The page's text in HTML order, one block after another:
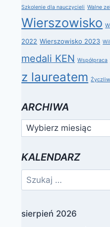
Szkolenie dla nauczycieli Walne
Wierszowisko
2022 Wierszowisko 2023
medali KEN Współpraca
z laureatem
ARCHIWA
Archiwa
KALENDARZ
Szukaj:
sierpień 2026